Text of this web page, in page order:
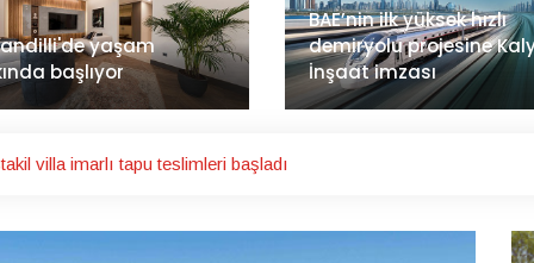
ilk yüksek hızlı
projesine Kalyon
imzası
Mimarlık ve mühendislik
projeleri e-PYS ile dijital
ortama taşınacak
villa imarlı tapu teslimleri başladı